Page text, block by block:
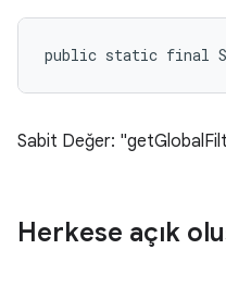
public static final
Sabit Değer:
Herkese açık